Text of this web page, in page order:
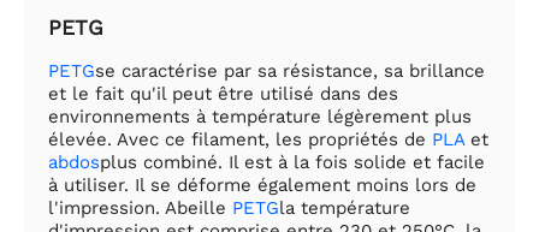
PETG
PETGse caractérise par sa résistance, sa brillance
et le fait qu'il peut être utilisé dans des
environnements à température légèrement plus
élevée. Avec ce filament, les propriétés de PLAet
abdosplus combiné. Il est à la fois solide et facile
à utiliser. Il se déforme également moins lors de
l'impression. Abeille PETGla température